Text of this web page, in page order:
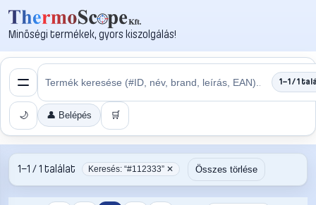
Minőségi termékek, gyors kiszolgálás!
1–1 / 1
🌙 👤 Belépés 🛒
1–1 / 1 találat Keresés: “#112333” ✕ Összes törlése